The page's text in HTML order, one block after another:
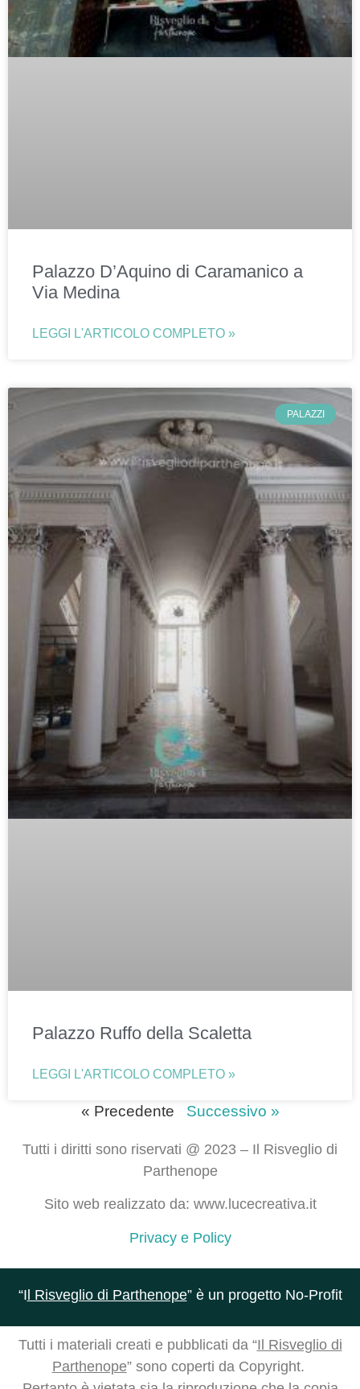
Palazzo D’Aquino di Caramanico a
Via Medina
LEGGI L'ARTICOLO COMPLETO »
PALAZZI
Palazzo Ruffo della Scaletta
LEGGI L'ARTICOLO COMPLETO »
« Precedente Successivo »
Tutti i diritti sono riservati @ 2023 – Il Risveglio di
Parthenope
Sito web realizzato da: www.lucecreativa.it
Privacy e Policy
“I l Risveglio di Parthenope” è un progetto No-Profit
Tutti i materiali creati e pubblicati da “Il Risveglio di
Parthenope” sono coperti da Copyright.